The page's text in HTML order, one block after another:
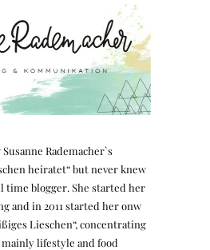
Rademacher`s
heiratet“ but never knew
time blogger. She started her
and in 2011 started her onw
Lieschen“, concentrating
lifestyle and food